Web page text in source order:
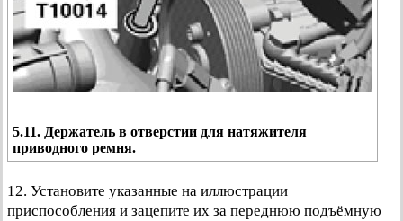
5.11. Держатель в отверстии для натяжителя
приводного ремня.
12. Установите указанные на иллюстрации
приспособления и зацепите их за переднюю подъёмную